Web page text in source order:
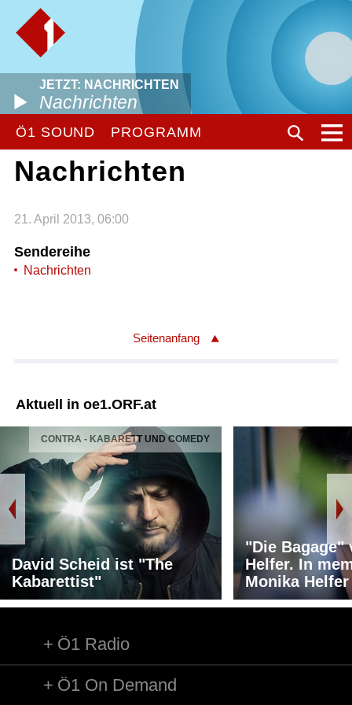
JETZT: NACHRICHTEN
Nachrichten
Ö1 SOUND PROGRAMM
Nachrichten
21. April 2013, 06:00
Sendereihe
Nachrichten
Seitenanfang
Aktuell in oe1.ORF.at
CONTRA - KABARETT UND COMEDY
David Scheid ist "The
Kabarettist"
"Die Bagage"
Helfer. In
Monika Helfer
Ö1 Radio
Ö1 On Demand